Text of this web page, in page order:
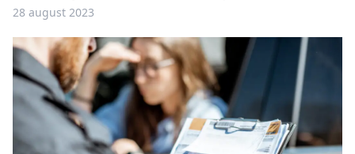
28 august 2023